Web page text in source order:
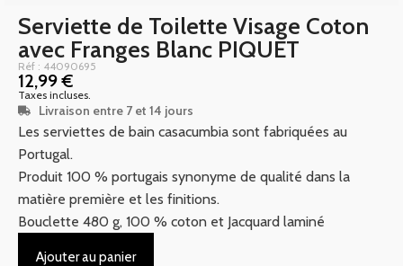
Serviette de Toilette Visage Coton
avec Franges Blanc PIQUET
Réf : 44090695
12,99€
Taxes incluses.
Livraison entre 7 et 14 jours
Les serviettes de bain casacumbia sont fabriquées au
Portugal.
Produit 100 % portugais synonyme de qualité dans la
matière première et les finitions.
Bouclette 480 g, 100 % coton et Jacquard laminé
Ajouter au panier